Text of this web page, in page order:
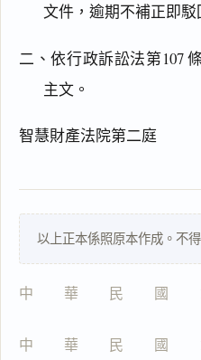
文件，逾期不補正即駁
二、依行政訴訟法第107
主文。
智慧財產法院第二庭
以上正本係照原本作成。不
中　　華　　民　　國　
中　　華　　民　　國　